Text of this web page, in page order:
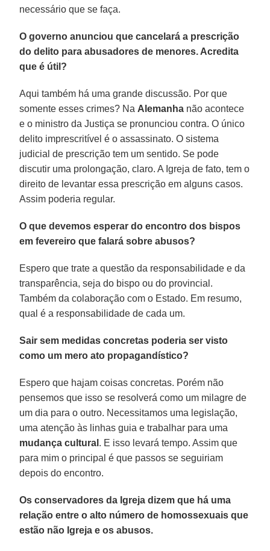
necessário que se faça.
O governo anunciou que cancelará a prescrição
do delito para abusadores de menores. Acredita
que é útil?
Aqui também há uma grande discussão. Por que
somente esses crimes? Na Alemanha não acontece
e o ministro da Justiça se pronunciou contra. O único
delito imprescritível é o assassinato. O sistema
judicial de prescrição tem um sentido. Se pode
discutir uma prolongação, claro. A Igreja de fato, tem o
direito de levantar essa prescrição em alguns casos.
Assim poderia regular.
O que devemos esperar do encontro dos bispos
em fevereiro que falará sobre abusos?
Espero que trate a questão da responsabilidade e da
transparência, seja do bispo ou do provincial.
Também da colaboração com o Estado. Em resumo,
qual é a responsabilidade de cada um.
Sair sem medidas concretas poderia ser visto
como um mero ato propagandístico?
Espero que hajam coisas concretas. Porém não
pensemos que isso se resolverá como um milagre de
um dia para o outro. Necessitamos uma legislação,
uma atenção às linhas guia e trabalhar para uma
mudança cultural . E isso levará tempo. Assim que
para mim o principal é que passos se seguiriam
depois do encontro.
Os conservadores da Igreja dizem que há uma
relação entre o alto número de homossexuais que
estão não Igreja e os abusos.